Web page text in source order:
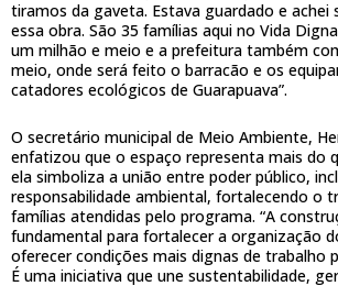
tiramos da gaveta. Estava guardado e achei
essa obra. São 35 famílias aqui no Vida
um milhão e meio e a prefeitura também
meio, onde será feito o barracão e os
catadores ecológicos de Guarapuava”.
O secretário municipal de Meio Ambiente,
enfatizou que o espaço representa mais do
ela simboliza a união entre poder público,
responsabilidade ambiental, fortalecendo o
famílias atendidas pelo programa. “A
fundamental para fortalecer a organização
oferecer condições mais dignas de trabalho
É uma iniciativa que une sustentabilidade,